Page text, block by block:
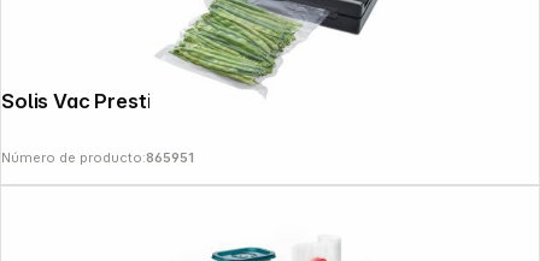
Solis Vac Prestige 575
Número de producto:865951